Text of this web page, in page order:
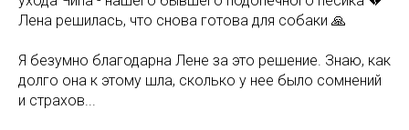
Лена решилась, что снова готова для собаки 🙏
Я безумно благодарна Лене за это решение. Знаю, как
долго она к этому шла, сколько у нее было сомнений
и страхов...